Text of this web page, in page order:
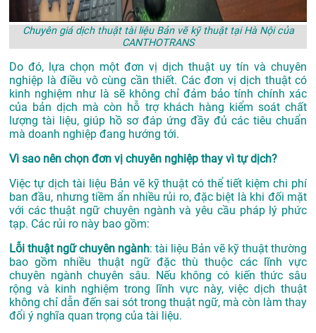
Chuyên giá dịch thuật tài liệu Bản vẽ kỹ thuật tại Hà Nội của
CANTHOTRANS
Do đó, lựa chọn một đơn vị dịch thuật uy tín và chuyên
nghiệp là điều vô cùng cần thiết. Các đơn vị dịch thuật có
kinh nghiệm như là sẽ không chỉ đảm bảo tính chính xác
của bản dịch mà còn hỗ trợ khách hàng kiểm soát chất
lượng tài liệu, giúp hồ sơ đáp ứng đầy đủ các tiêu chuẩn
mà doanh nghiệp đang hướng tới.
Vì sao nên chọn đơn vị chuyên nghiệp thay vì tự dịch?
Việc tự dịch tài liệu Bản vẽ kỹ thuật có thể tiết kiệm chi phí
ban đầu, nhưng tiềm ẩn nhiều rủi ro, đặc biệt là khi đối mặt
với các thuật ngữ chuyên ngành và yêu cầu pháp lý phức
tạp. Các rủi ro này bao gồm:
Lỗi thuật ngữ chuyên ngành: tài liệu Bản vẽ kỹ thuật thường
bao gồm nhiều thuật ngữ đặc thù thuộc các lĩnh vực
chuyên ngành chuyên sâu. Nếu không có kiến thức sâu
rộng và kinh nghiệm trong lĩnh vực này, việc dịch thuật
không chỉ dẫn đến sai sót trong thuật ngữ, mà còn làm thay
đổi ý nghĩa quan trọng của tài liệu.